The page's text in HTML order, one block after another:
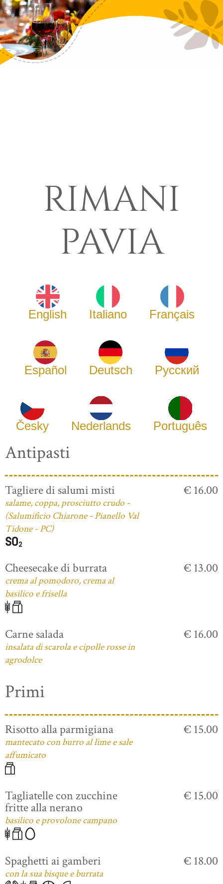
RIMANI
PAVIA
English Italiano Français
Español Deutsch Русский
Česky Nederlands Português
Antipasti
Tagliere di salumi misti
salame, coppa, prosciutto crudo -
(Salumificio Chiarone - Pianello Val
Tidone - PC)
€ 16.00
Cheesecake di burrata
crema al pomodoro, crema al
basilico e frisella
€ 13.00
Carne salada
insalata di scarola e cipolle rosse in
agrodolce
€ 16.00
Primi
Risotto alla parmigiana
mantecato con burro al lime e sale
affumicato
€ 15.00
Tagliatelle con zucchine
fritte alla nerano
basilico e provolone campano
€ 15.00
Spaghetti ai gamberi
con la sua bisque e burrata
€ 18.00